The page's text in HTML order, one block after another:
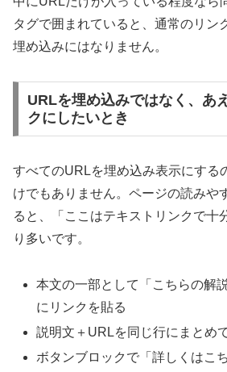
タグで囲まれていると、通常のリン
埋め込みにはなりません。
URLを埋め込みではなく、あ
クにしたいとき
すべてのURLを埋め込み表示にする
けでもありません。ページの読みや
ると、「ここはテキストリンクで十
り多いです。
本文の一部として「こちらの解
にリンクを貼る
説明文＋URLを同じ行にまとめ
ボタンブロックで「詳しくはこ